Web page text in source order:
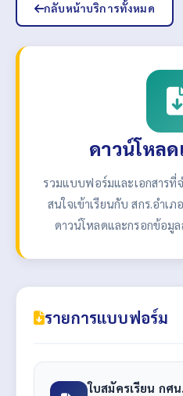
กลับหน้าบริการทั้งหมด
ดาวน์โหล
รวมแบบฟอร์มและเอกสารที่
สนใจเข้าเรียนกับ สกร.อำเ
ดาวน์โหลดและกรอกข้อมู
รายการแบบฟอร์ม
ใบสมัครเรียน กศ